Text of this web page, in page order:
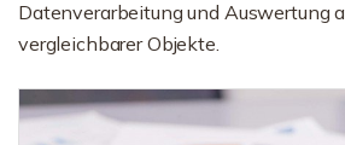
Datenverarbeitung und Auswertung
vergleichbarer Objekte.